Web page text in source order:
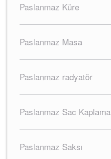
Paslanmaz Küre
Paslanmaz Masa
Paslanmaz radyatör
Paslanmaz Sac Kaplama
Paslanmaz Saksı